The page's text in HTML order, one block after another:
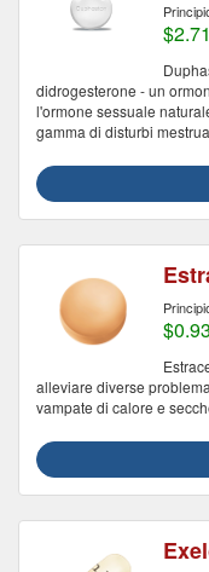
$2.71
didrogesterone - un
l'ormone sessuale
gamma di disturbi
$0.93
alleviare diverse
vampate di calore e